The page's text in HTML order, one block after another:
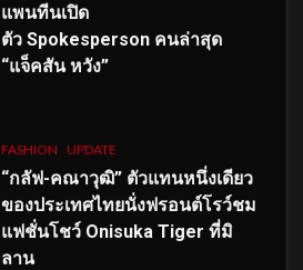
แพนทีนเปิด
ตัว Spokesperson คนล่าสุด
“แจ็คสัน หวัง”
FASHION UPDATE
“กลัฟ-คณาวุฒิ” ตัวแทนหนึ่งเดียว
ของประเทศไทยนั่งฟรอนต์โรว์ชม
แฟชั่นโชว์ Onisuka Tiger ที่มิ
ลาน